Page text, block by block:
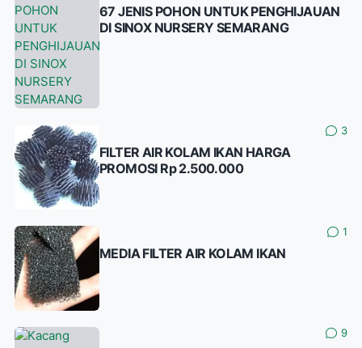
67 JENIS POHON UNTUK PENGHIJAUAN
DI SINOX NURSERY SEMARANG
3
FILTER AIR KOLAM IKAN HARGA
PROMOSI Rp 2.500.000
1
MEDIA FILTER AIR KOLAM IKAN
9